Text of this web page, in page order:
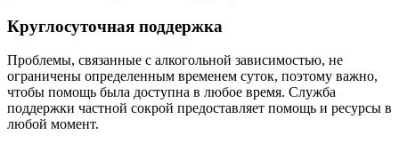
Круглосуточная поддержка
Проблемы, связанные с алкогольной зависимостью, не
ограничены определенным временем суток, поэтому важно,
чтобы помощь была доступна в любое время. Служба
поддержки частной сокрой предоставляет помощь и ресурсы в
любой момент.